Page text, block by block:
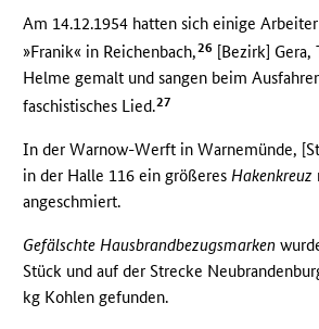
Am 14.12.1954 hatten sich einige
»Franik« in Reichenbach,26 [Bezirk]
Helme gemalt und sangen beim
faschistisches Lied.27
In der Warnow-Werft in Warnemünde,
in der Halle 116 ein größeresHakenkreuz
angeschmiert.
Gefälschte Hausbrandbezugsmarken
Stück und auf der Strecke
kg Kohlen gefunden.